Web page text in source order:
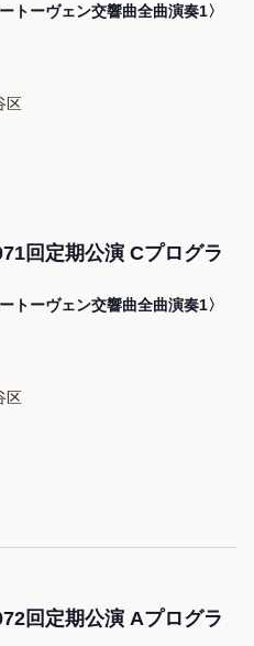
トーヴェン交響曲全曲演奏1〉
区
回定期公演 Cプログラ
トーヴェン交響曲全曲演奏1〉
区
回定期公演 Aプログラ